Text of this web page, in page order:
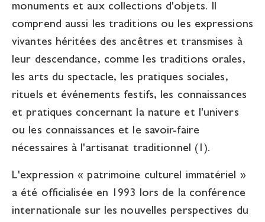
monuments et aux collections d'objets. Il
comprend aussi les traditions ou les expressions
vivantes héritées des ancêtres et transmises à
leur descendance, comme les traditions orales,
les arts du spectacle, les pratiques sociales,
rituels et événements festifs, les connaissances
et pratiques concernant la nature et l'univers
ou les connaissances et le savoir-faire
nécessaires à l'artisanat traditionnel (1).
L'expression « patrimoine culturel immatériel »
a été officialisée en 1993 lors de la conférence
internationale sur les nouvelles perspectives du